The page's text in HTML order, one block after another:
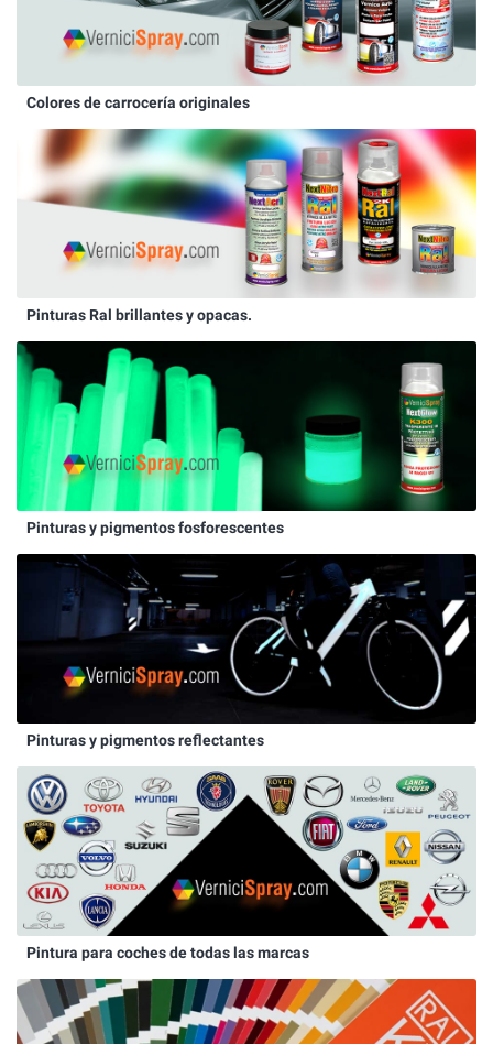
Colores de carrocería originales
Pinturas Ral brillantes y opacas.
Pinturas y pigmentos fosforescentes
Pinturas y pigmentos reflectantes
Pintura para coches de todas las marcas